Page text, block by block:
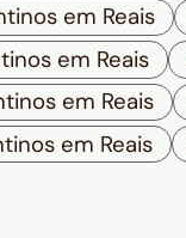
em Reais
em Reais
em Reais
em Reais